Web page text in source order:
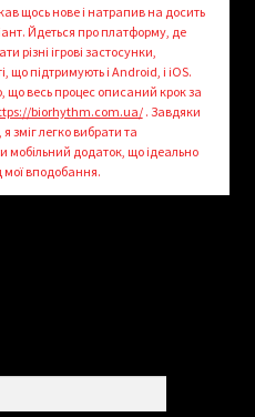
child
щось нове і натрапив на досить
Йдеться про платформу, де
різні ігрові застосунки,
що підтримують і Android, і iOS.
що весь процес описаний крок за
biorhythm.com.ua/. Завдяки
зміг легко вибрати та
мобільний додаток, що ідеально
мої вподобання.